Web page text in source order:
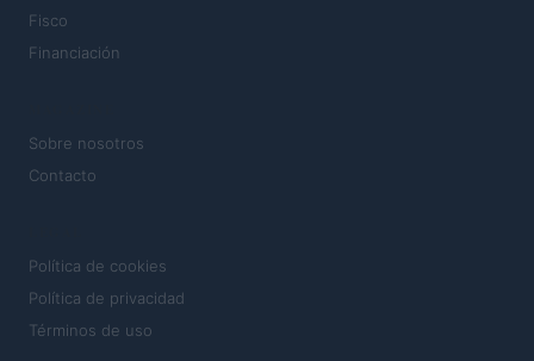
Fisco
Financiación
Sobre nosotros
Contacto
Política de cookies
Política de privacidad
Términos de uso